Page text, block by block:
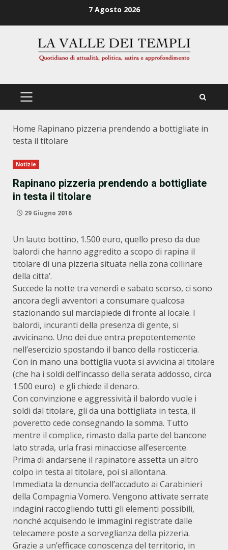
7 Agosto 2026
PRIMÄRES
Home Rapinano pizzeria prendendo a bottigliate in
testa il titolare
Notizie
Rapinano pizzeria prendendo a bottigliate
in testa il titolare
29 Giugno 2016
Un lauto bottino, 1.500 euro, quello preso da due
balordi che hanno aggredito a scopo di rapina il
titolare di una pizzeria situata nella zona collinare
della citta’.
Succede la notte tra venerdì e sabato scorso, ci sono
ancora degli avventori a consumare qualcosa
stazionando sul marciapiede di fronte al locale. I
balordi, incuranti della presenza di gente, si
avvicinano. Uno dei due entra prepotentemente
nell’esercizio spostando il banco della rosticceria.
Con in mano una bottiglia vuota si avvicina al titolare
(che ha i soldi dell’incasso della serata addosso, circa
1.500 euro) e gli chiede il denaro.
Con convinzione e aggressività il balordo vuole i
soldi dal titolare, gli da una bottigliata in testa, il
poveretto cede consegnando la somma. Tutto
mentre il complice, rimasto dalla parte del bancone
lato strada, urla frasi minacciose all’esercente.
Prima di andarsene il rapinatore assetta un altro
colpo in testa al titolare, poi si allontana.
Immediata la denuncia dell’accaduto ai Carabinieri
della Compagnia Vomero. Vengono attivate serrate
indagini raccogliendo tutti gli elementi possibili,
nonché acquisendo le immagini registrate dalle
telecamere poste a sorveglianza della pizzeria.
Grazie a un’efficace conoscenza del territorio, in